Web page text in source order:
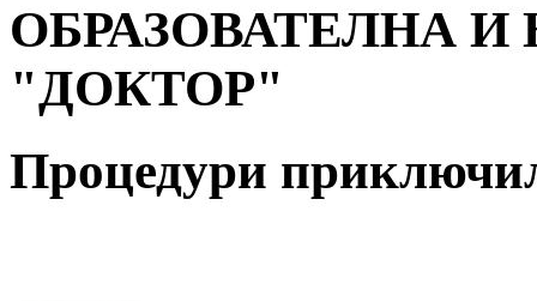
ОБРАЗОВАТЕЛНА
"ДОКТОР"
Процедури